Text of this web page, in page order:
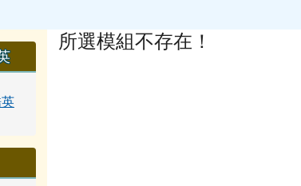
主內容區域
所選模組不存在！